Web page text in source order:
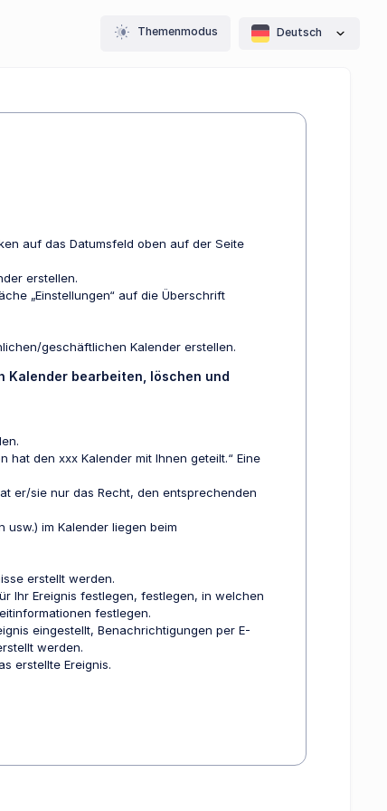
Themenmodus Deutsch
auf das Datumsfeld oben auf der Seite
erstellen.
„Einstellungen“ auf die Überschrift
geschäftlichen Kalender erstellen.
Kalender bearbeiten, löschen und
hat den xxx Kalender mit Ihnen geteilt.“ Eine
er/sie nur das Recht, den entsprechenden
usw.) im Kalender liegen beim
erstellt werden.
Ihr Ereignis festlegen, festlegen, in welchen
festlegen.
eingestellt, Benachrichtigungen per E-
werden.
erstellte Ereignis.